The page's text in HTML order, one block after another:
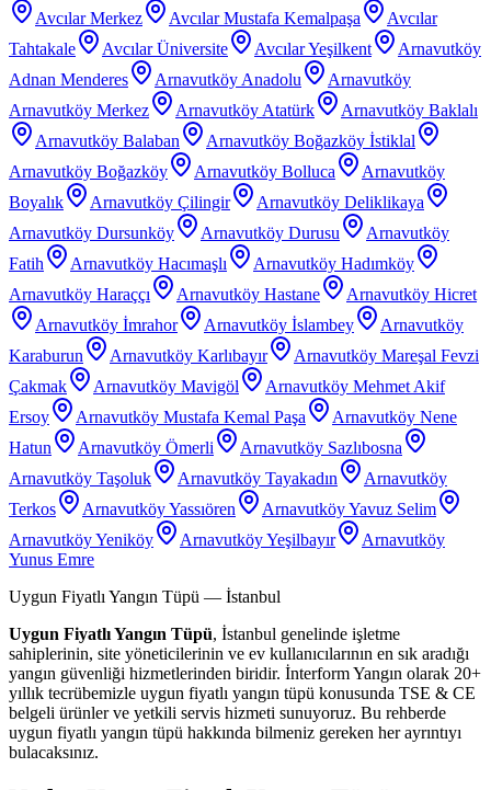
Avcılar Merkez Avcılar Mustafa Kemalpaşa
Avcılar
Tahtakale
Avcılar Üniversite Avcılar Yeşilkent
Arnavutköy
Adnan Menderes
Arnavutköy Anadolu
Arnavutköy
Arnavutköy Merkez
Arnavutköy Atatürk
Arnavutköy Baklalı
Arnavutköy Balaban
Arnavutköy Boğazköy İstiklal
Arnavutköy Boğazköy
Arnavutköy Bolluca
Arnavutköy
Boyalık
Arnavutköy Çilingir
Arnavutköy Deliklikaya
Arnavutköy Dursunköy
Arnavutköy Durusu
Arnavutköy
Fatih
Arnavutköy Hacımaşlı
Arnavutköy Hadımköy
Arnavutköy Haraççı
Arnavutköy Hastane
Arnavutköy Hicret
Arnavutköy İmrahor
Arnavutköy İslambey
Arnavutköy
Karaburun
Arnavutköy Karlıbayır
Arnavutköy Mareşal Fevzi
Çakmak
Arnavutköy Mavigöl
Arnavutköy Mehmet Akif
Ersoy
Arnavutköy Mustafa Kemal Paşa
Arnavutköy Nene
Hatun
Arnavutköy Ömerli
Arnavutköy Sazlıbosna
Arnavutköy Taşoluk
Arnavutköy Tayakadın
Arnavutköy
Terkos
Arnavutköy Yassıören
Arnavutköy Yavuz Selim
Arnavutköy Yeniköy
Arnavutköy Yeşilbayır
Arnavutköy
Yunus Emre
Uygun Fiyatlı Yangın Tüpü — İstanbul
Uygun Fiyatlı Yangın Tüpü, İstanbul genelinde işletme
sahiplerinin, site yöneticilerinin ve ev kullanıcılarının en sık aradığı
yangın güvenliği hizmetlerinden biridir. İnterform Yangın olarak 20+
yıllık tecrübemizle uygun fiyatlı yangın tüpü konusunda TSE & CE
belgeli ürünler ve yetkili servis hizmeti sunuyoruz. Bu rehberde
uygun fiyatlı yangın tüpü hakkında bilmeniz gereken her ayrıntıyı
bulacaksınız.